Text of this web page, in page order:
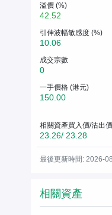
溢價 (%)
42.52
引伸波幅敏感度 (%)
10.06
成交宗數
0
一手價格 (港元)
150.00
相關資產買入價/沽出
23.26/ 23.28
最後更新時間: 2026-
相關資產